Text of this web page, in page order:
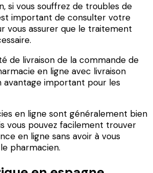
si vous souffrez de troubles de
important de consulter votre
vous assurer que le traitement
de livraison de la commande de
en ligne avec livraison
avantage important pour les
en ligne sont généralement bien
vous pouvez facilement trouver
en ligne sans avoir à vous
pharmacien.